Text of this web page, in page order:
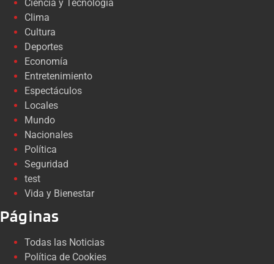
Ciencia y Tecnología
Clima
Cultura
Deportes
Economía
Entretenimiento
Espectáculos
Locales
Mundo
Nacionales
Política
Seguridad
test
Vida y Bienestar
Páginas
Todas las Noticias
Política de Cookies